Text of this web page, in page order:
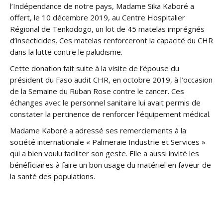
l’Indépendance de notre pays, Madame Sika Kaboré a
offert, le 10 décembre 2019, au Centre Hospitalier
Régional de Tenkodogo, un lot de 45 matelas imprégnés
d’insecticides. Ces matelas renforceront la capacité du CHR
dans la lutte contre le paludisme.
Cette donation fait suite à la visite de l’épouse du
président du Faso audit CHR, en octobre 2019, à l’occasion
de la Semaine du Ruban Rose contre le cancer. Ces
échanges avec le personnel sanitaire lui avait permis de
constater la pertinence de renforcer l’équipement médical.
Madame Kaboré a adressé ses remerciements à la
société internationale « Palmeraie Industrie et Services »
qui a bien voulu faciliter son geste. Elle a aussi invité les
bénéficiaires à faire un bon usage du matériel en faveur de
la santé des populations.